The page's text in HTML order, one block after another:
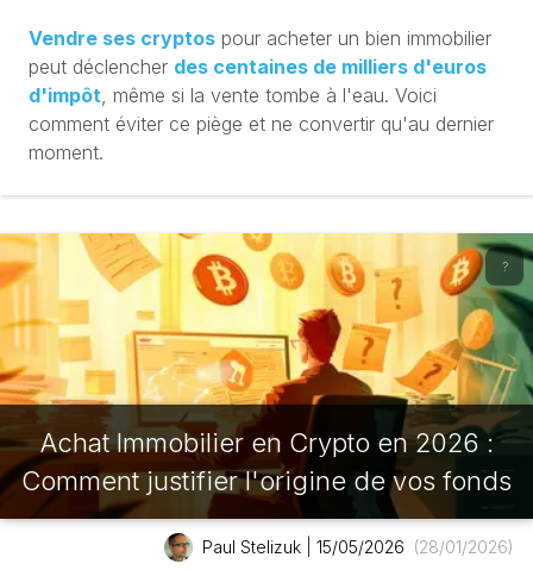
Vendre ses cryptos pour acheter un bien immobilier
peut déclencher des centaines de milliers d'euros
d'impôt, même si la vente tombe à l'eau. Voici
comment éviter ce piège et ne convertir qu'au dernier
moment.
?
Achat Immobilier en Crypto en 2026 :
Comment justifier l'origine de vos fonds
Paul Stelizuk 15/05/2026 (28/01/2026)